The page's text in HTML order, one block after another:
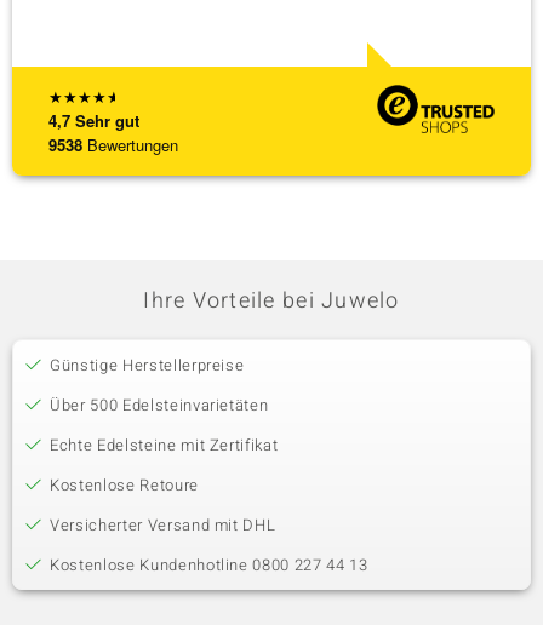
★★★★★
4,7 Sehr gut
9538 Bewertungen
Ihre Vorteile bei Juwelo
Günstige Herstellerpreise
Über 500 Edelsteinvarietäten
Echte Edelsteine mit Zertifikat
Kostenlose Retoure
Versicherter Versand mit DHL
Kostenlose Kundenhotline 0800 227 44 13